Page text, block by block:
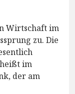
Wirtschaft im
zu. Die
im
der am